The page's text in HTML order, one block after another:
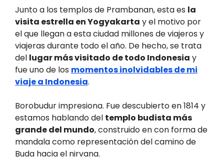
Junto a los templos de Prambanan, esta es la
visita estrella en Yogyakarta y el motivo por
el que llegan a esta ciudad millones de viajeros y
viajeras durante todo el año. De hecho, se trata
del lugar más visitado de todo Indonesia y
fue uno de los momentos inolvidables de mi
viaje a Indonesia.
Borobudur impresiona. Fue descubierto en 1814 y
estamos hablando del templo budista más
grande del mundo, construido en con forma de
mandala como representación del camino de
Buda hacia el nirvana.